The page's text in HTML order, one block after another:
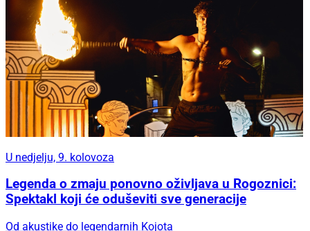
U nedjelju, 9. kolovoza
Legenda o zmaju ponovno oživljava u Rogoznici:
Spektakl koji će oduševiti sve generacije
Od akustike do legendarnih Kojota